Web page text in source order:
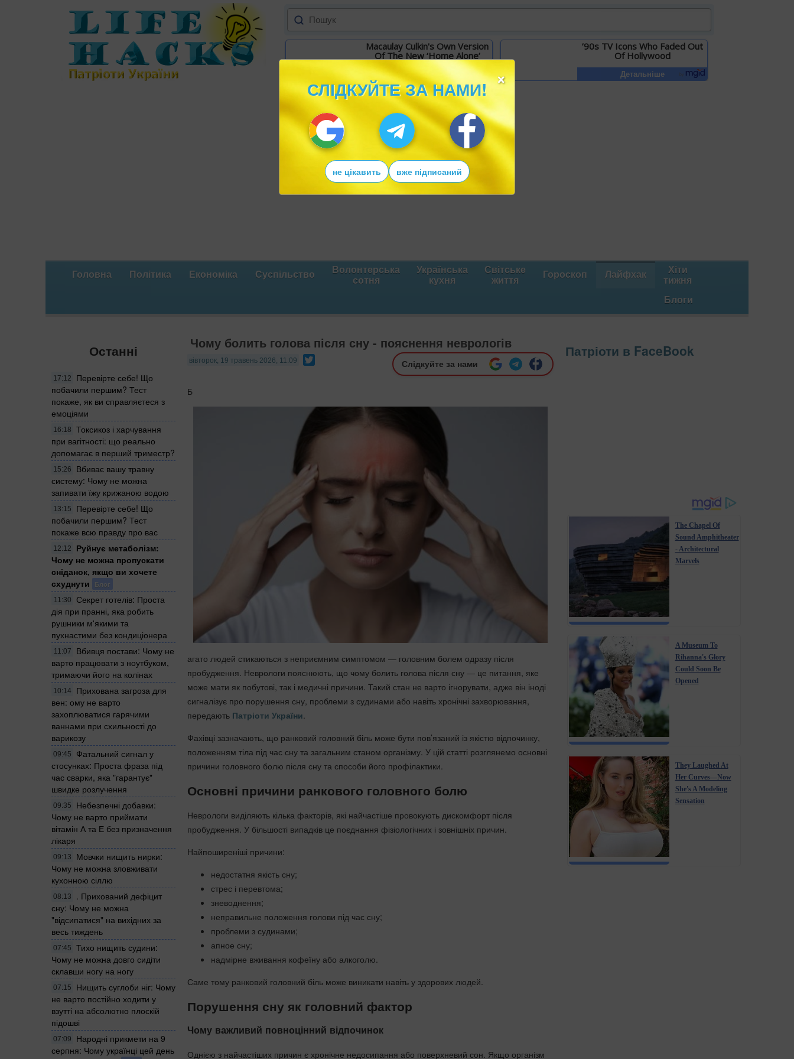
Macaulay Culkin's Own Version
Of The New ‘Home Alone’
Детальніше
’90s TV Icons Who Faded Out
Of Hollywood
Детальніше
Головна Політика Економіка Суспільство Волонтерська
сотня
Українська
кухня
Світське
життя Гороскоп Лайфхак Хіти
тижня
Блоги
Останні
17:12
Перевірте себе! Що
побачили першим? Тест
покаже, як ви справляєтеся з
емоціями
16:18
Токсикоз і харчування
при вагітності: що реально
допомагає в перший триместр?
15:26
Вбиває вашу травну
систему: Чому не можна
запивати їжу крижаною водою
13:15
Перевірте себе! Що
побачили першим? Тест
покаже всю правду про вас
12:12
Руйнує метаболізм:
Чому не можна пропускати
сніданок, якщо ви хочете
схуднути
Блог
11:30
Секрет готелів: Проста
дія при пранні, яка робить
рушники м'якими та
пухнастими без кондиціонера
11:07
Вбивця постави: Чому не
варто працювати з ноутбуком,
тримаючи його на колінах
10:14
Прихована загроза для
вен: ому не варто
захоплюватися гарячими
ваннами при схильності до
варикозу
09:45
Фатальний сигнал у
стосунках: Проста фраза під
час сварки, яка "гарантує"
швидке розлучення
09:35
Небезпечні добавки:
Чому не варто приймати
вітамін А та Е без призначення
лікаря
09:13
Мовчки нищить нирки:
Чому не можна зловживати
кухонною сіллю
08:13
. Прихований дефіцит
сну: Чому не можна
"відсипатися" на вихідних за
весь тиждень
07:45
Тихо нищить судини:
Чому не можна довго сидіти
склавши ногу на ногу
07:15
Нищить суглоби ніг: Чому
не варто постійно ходити у
взутті на абсолютно плоскій
підошві
07:09
Народні прикмети на 9
серпня: Чому українці цей день
Чому болить голова після сну - пояснення неврологів
вівторок, 19 травень 2026, 11:09 Слідкуйте за нами
Б
агато людей стикаються з неприємним симптомом — головним болем одразу після
пробудження. Неврологи пояснюють, що чому болить голова після сну — це питання, яке
може мати як побутові, так і медичні причини. Такий стан не варто ігнорувати, адже він іноді
сигналізує про порушення сну, проблеми з судинами або навіть хронічні захворювання,
передають Патріоти України
Фахівці зазначають, що ранковий головний біль може бути пов’язаний із якістю відпочинку,
положенням тіла під час сну та загальним станом організму. У цій статті розглянемо основні
причини головного болю після сну та способи його профілактики.
Основні причини ранкового головного болю
Неврологи виділяють кілька факторів, які найчастіше провокують дискомфорт після
пробудження. У більшості випадків це поєднання фізіологічних і зовнішніх причин.
Найпоширеніші причини:
недостатня якість сну;
стрес і перевтома;
зневоднення;
неправильне положення голови під час сну;
проблеми з судинами;
апное сну;
надмірне вживання кофеїну або алкоголю.
Саме тому ранковий головний біль може виникати навіть у здорових людей.
Порушення сну як головний фактор
Чому важливий повноцінний відпочинок
Однією з найчастіших причин є хронічне недосипання або поверхневий сон. Якщо організм
Патріоти в FaceBook
The Chapel Of
Sound Amphitheater
- Architectural
Marvels
A Museum To
Rihanna's Glory
Could Soon Be
Opened
They Laughed At
Her Curves—Now
She's A Modeling
Sensation
×
СЛІДКУЙТЕ ЗА НАМИ!
не цікавить вже підписаний